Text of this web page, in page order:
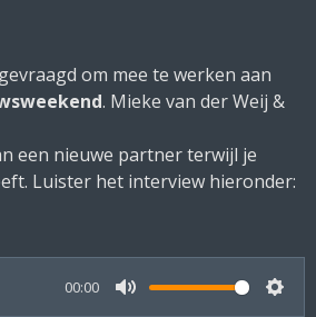
om mee te werken aan
. Mieke van der Weij &
een nieuwe partner terwijl je
Luister het interview hieronder:
00:00
M
S